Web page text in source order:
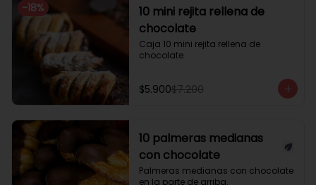
-18%
10 mini rejita rellena de
chocolate
Caja 10 mini rejita rellena de
chocolate
$5.900$7.200
10 palmeras medianas
con chocolate
Palmeras medianas con chocolate
en la parte de arriba.